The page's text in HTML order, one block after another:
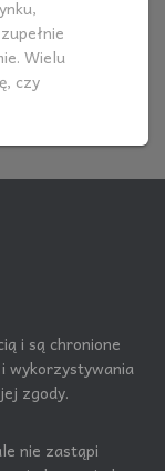
Wielu
czy
i są chronione
wykorzystywania
zgody.
nie zastąpi